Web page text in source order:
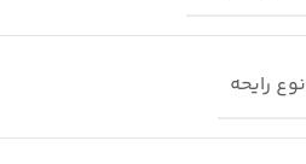
نوع رایحه